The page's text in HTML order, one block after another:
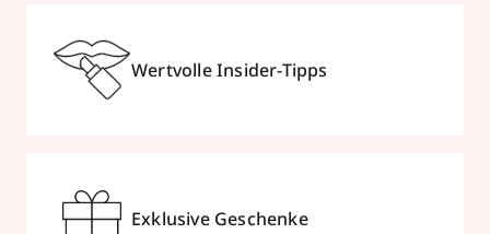
Wertvolle Insider-Tipps
Exklusive Geschenke